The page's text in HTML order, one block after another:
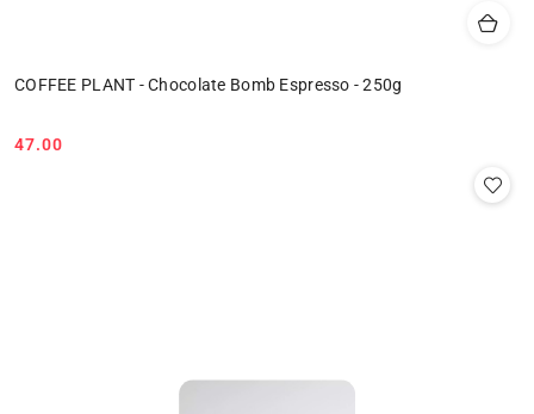
COFFEE PLANT - Chocolate Bomb Espresso - 250g
Cena:
47.00